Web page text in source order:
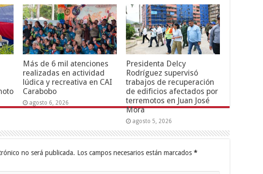
Más de 6 mil atenciones
realizadas en actividad
lúdica y recreativa en CAI
Carabobo
agosto 6, 2026
Presidenta Delcy
Rodríguez supervisó
trabajos de recuperación
de edificios afectados por
terremotos en Juan José
Mora
agosto 5, 2026
no será publicada. Los campos necesarios están marcados *